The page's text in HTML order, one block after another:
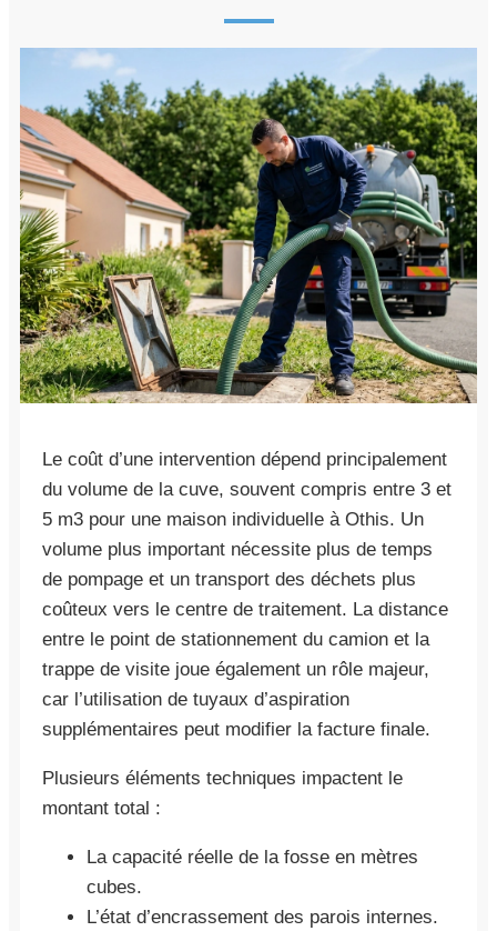
Le coût d’une intervention dépend principalement
du volume de la cuve, souvent compris entre 3 et
5 m3 pour une maison individuelle à Othis. Un
volume plus important nécessite plus de temps
de pompage et un transport des déchets plus
coûteux vers le centre de traitement. La distance
entre le point de stationnement du camion et la
trappe de visite joue également un rôle majeur,
car l’utilisation de tuyaux d’aspiration
supplémentaires peut modifier la facture finale.
Plusieurs éléments techniques impactent le
montant total :
La capacité réelle de la fosse en mètres
cubes.
L’état d’encrassement des parois internes.